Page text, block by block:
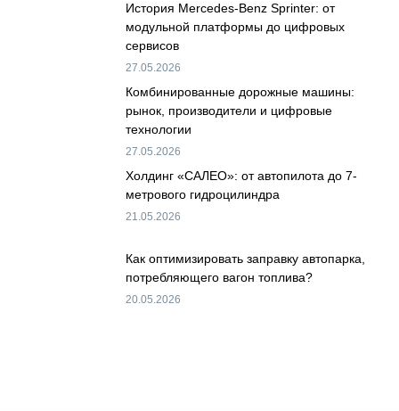
История Mercedes-Benz Sprinter: от
модульной платформы до цифровых
сервисов
27.05.2026
Комбинированные дорожные машины:
рынок, производители и цифровые
технологии
27.05.2026
Холдинг «САЛЕО»: от автопилота до 7-
метрового гидроцилиндра
21.05.2026
Как оптимизировать заправку автопарка,
потребляющего вагон топлива?
20.05.2026